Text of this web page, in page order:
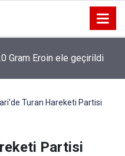
Turan Hareketi Partisi
Partisi